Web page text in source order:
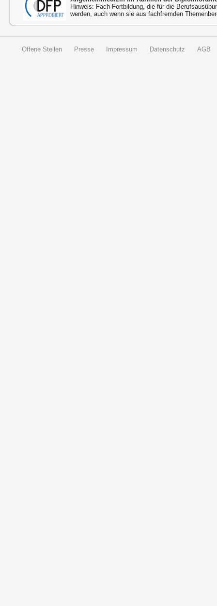
Hinweis: Fach-Fortbildung, die für die
werden, auch wenn sie aus fachfremden
Offene Stellen Presse Impressum Datenschutz AGB